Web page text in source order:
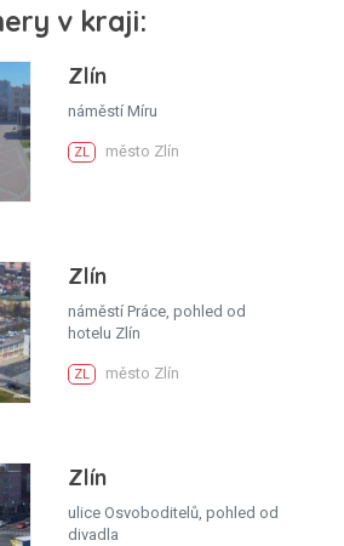
v kraji:
Zlín
náměstí Míru
ZL město Zlín
Zlín
náměstí Práce, pohled od
hotelu Zlín
ZL město Zlín
Zlín
ulice Osvoboditelů, pohled od
divadla